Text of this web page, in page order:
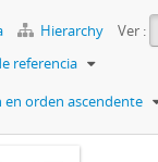
Hierarchy
Ver :
referencia
en orden ascendente